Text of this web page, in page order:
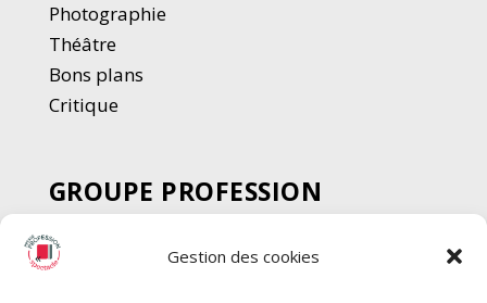
Gestion des cookies
Photographie
Théâtre
Bons plans
Critique
GROUPE PROFESSION
SPECTACLE
Chèque Intermittents